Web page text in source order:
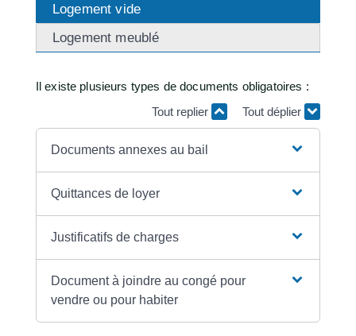
Logement vide
Logement meublé
Il existe plusieurs types de documents obligatoires :
Tout replier
Tout déplier
Documents annexes au bail
Quittances de loyer
Justificatifs de charges
Document à joindre au congé pour
vendre ou pour habiter